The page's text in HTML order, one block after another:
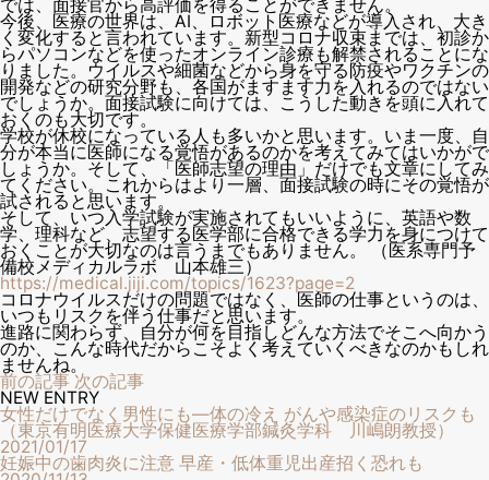
では、面接官から高評価を得ることができません。
今後、医療の世界は、AI、ロボット医療などが導入され、大き
く変化すると言われています。新型コロナ収束までは、初診か
らパソコンなどを使ったオンライン診療も解禁されることにな
りました。ウイルスや細菌などから身を守る防疫やワクチンの
開発などの研究分野も、各国がますます力を入れるのではない
でしょうか。面接試験に向けては、こうした動きを頭に入れて
おくのも大切です。
学校が休校になっている人も多いかと思います。いま一度、自
分が本当に医師になる覚悟があるのかを考えてみてはいかがで
しょうか。そして、「医師志望の理由」だけでも文章にしてみ
てください。これからはより一層、面接試験の時にその覚悟が
試されると思います。
そして、いつ入学試験が実施されてもいいように、英語や数
学、理科など、志望する医学部に合格できる学力を身につけて
おくことが大切なのは言うまでもありません。 （医系専門予
備校メディカルラボ 山本雄三）
https://medical.jiji.com/topics/1623?page=2
コロナウイルスだけの問題ではなく、医師の仕事というのは、
いつもリスクを伴う仕事だと思います。
進路に関わらず、自分が何を目指しどんな方法でそこへ向かう
のか、こんな時代だからこそよく考えていくべきなのかもしれ
ませんね。
前の記事 次の記事
NEW ENTRY
女性だけでなく男性にも―体の冷え がんや感染症のリスクも
（東京有明医療大学保健医療学部鍼灸学科 川嶋朗教授）
2021/01/17
妊娠中の歯肉炎に注意 早産・低体重児出産招く恐れも